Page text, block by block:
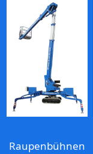
Raupenbühnen